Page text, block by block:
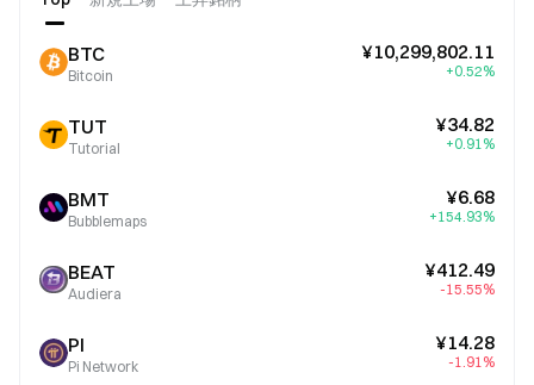
BTC
Bitcoin
¥10,299,802.11
+0.52%
TUT
Tutorial
¥34.82
+0.91%
BMT
Bubblemaps
¥6.68
+154.93%
BEAT
Audiera
¥412.49
-15.55%
PI
Pi Network
¥14.28
-1.91%